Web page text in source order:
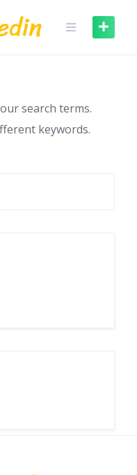
search terms.
keywords.